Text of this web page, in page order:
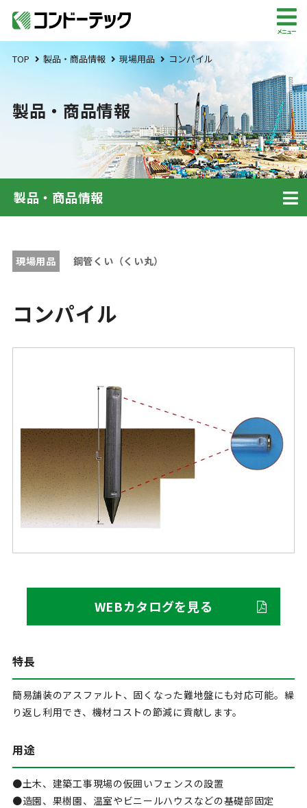
メニュー
TOP 製品・商品情報 現場用品 コンパイル
製品・商品情報
製品・商品情報
現場用品 鋼管くい（くい丸）
コンパイル
WEBカタログを見る
特長
簡易舗装のアスファルト、固くなった難地盤にも対応可能。繰
り返し利用でき、機材コストの節減に貢献します。
用途
●土木、建築工事現場の仮囲いフェンスの設置
●造園、果樹園、温室やビニールハウスなどの基礎部固定